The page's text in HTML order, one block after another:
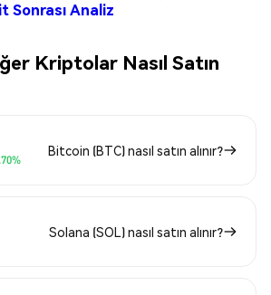
Sonrası Analiz
Kriptolar Nasıl Satın
Bitcoin (BTC) nasıl satın alınır?
Solana (SOL) nasıl satın alınır?